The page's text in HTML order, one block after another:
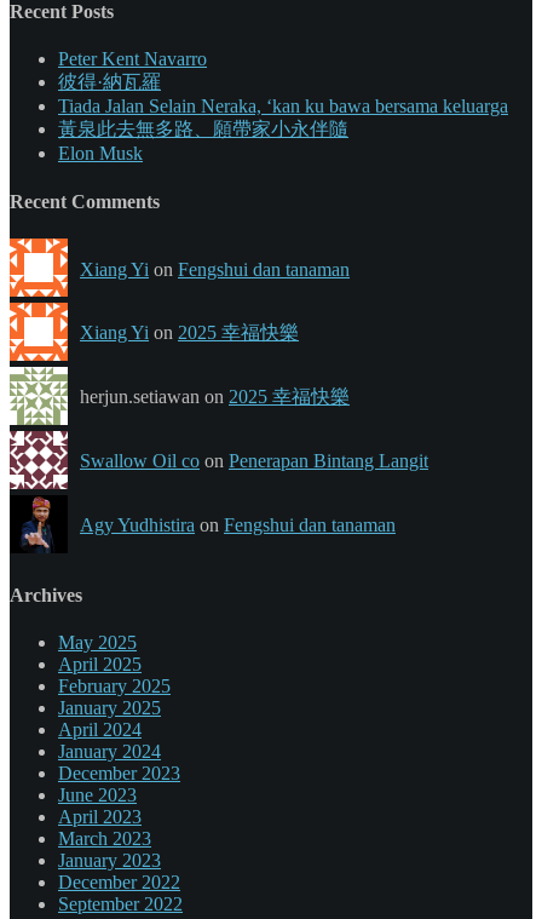
Recent Posts
Peter Kent Navarro
彼得·納瓦羅
Tiada Jalan Selain Neraka, ‘kan ku bawa bersama keluarga
黃泉此去無多路、願帶家小永伴隨
Elon Musk
Recent Comments
Xiang Yi on Fengshui dan tanaman
Xiang Yi on 2025 幸福快樂
herjun.setiawan on 2025 幸福快樂
Swallow Oil co on Penerapan Bintang Langit
Agy Yudhistira on Fengshui dan tanaman
Archives
May 2025
April 2025
February 2025
January 2025
April 2024
January 2024
December 2023
June 2023
April 2023
March 2023
January 2023
December 2022
September 2022